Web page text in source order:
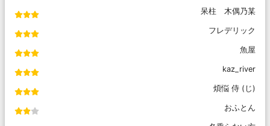
呆柱 木偶乃某
フレデリック
魚屋
kaz_river
煩悩 侍 (じ)
おふとん